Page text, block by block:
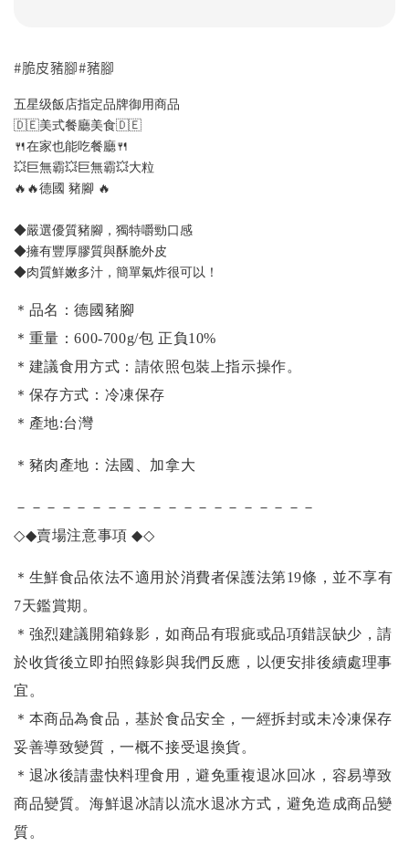
#脆皮豬腳#豬腳
五星级飯店指定品牌御用商品
🇩🇪美式餐廳美食🇩🇪
🍴在家也能吃餐廳🍴
💥巨無霸💥巨無霸💥大粒
🔥🔥德國 豬腳 🔥
◆嚴選優質豬腳，獨特嚼勁口感
◆擁有豐厚膠質與酥脆外皮
◆肉質鮮嫩多汁，簡單氣炸很可以！
＊品名：德國豬腳
＊重量：600-700g/包 正負10%
＊建議食用方式：請依照包裝上指示操作。
＊保存方式：冷凍保存
＊產地:台灣
＊豬肉產地：法國、加拿大
－－－－－－－－－－－－－－－－－－－－
◇◆賣場注意事項◆◇
＊生鮮食品依法不適用於消費者保護法第19條，並不享有
7天鑑賞期。
＊強烈建議開箱錄影，如商品有瑕疵或品項錯誤缺少，請
於收貨後立即拍照錄影與我們反應，以便安排後續處理事
宜。
＊本商品為食品，基於食品安全，一經拆封或未冷凍保存
妥善導致變質，一概不接受退換貨。
＊退冰後請盡快料理食用，避免重複退冰回冰，容易導致
商品變質。海鮮退冰請以流水退冰方式，避免造成商品變
質。